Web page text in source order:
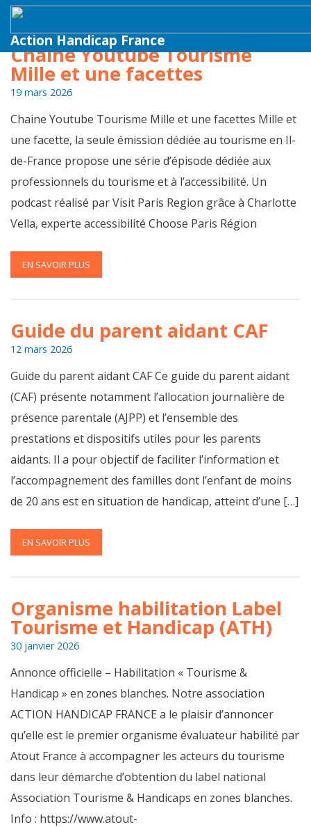
Action Handicap France
Chaine Youtube Tourisme
Mille et une facettes
19 mars 2026
Chaine Youtube Tourisme Mille et une facettes Mille et
une facette, la seule émission dédiée au tourisme en Il-
de-France propose une série d’épisode dédiée aux
professionnels du tourisme et à l’accessibilité. Un
podcast réalisé par Visit Paris Region grâce à Charlotte
Vella, experte accessibilité Choose Paris Région
EN SAVOIR PLUS
Guide du parent aidant CAF
12 mars 2026
Guide du parent aidant CAF Ce guide du parent aidant
(CAF) présente notamment l’allocation journalière de
présence parentale (AJPP) et l’ensemble des
prestations et dispositifs utiles pour les parents
aidants. Il a pour objectif de faciliter l’information et
l’accompagnement des familles dont l’enfant de moins
de 20 ans est en situation de handicap, atteint d’une […]
EN SAVOIR PLUS
Organisme habilitation Label
Tourisme et Handicap (ATH)
30 janvier 2026
Annonce officielle – Habilitation « Tourisme &
Handicap » en zones blanches. Notre association
ACTION HANDICAP FRANCE a le plaisir d’annoncer
qu’elle est le premier organisme évaluateur habilité par
Atout France à accompagner les acteurs du tourisme
dans leur démarche d’obtention du label national
Association Tourisme & Handicaps en zones blanches.
Info : https://www.atout-